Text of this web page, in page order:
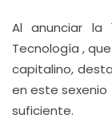
Al anunciar la
Tecnología ,
capitalino,
en este
suficiente.